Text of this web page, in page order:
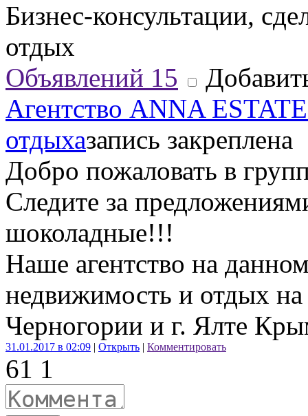
Бизнес-консультации,
отдых
Объявлений 15
Агентство ANNA
отдыхазапись закреплена
Добро пожаловать в
Следите за
шоколадные!!!
Наше агентство на
недвижимость и отдых
Черногории и г. Ялте
31.01.2017 в 02:09 | Открыть | Комментировать
61 1